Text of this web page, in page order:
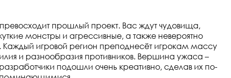
прошлый проект. Вас ждут чудовища,
монстры и агрессивные, а также невероятно
игровой регион преподнесёт игрокам массу
и разнообразия противников. Вершина ужаса –
подошли очень креативно, сделав их по-